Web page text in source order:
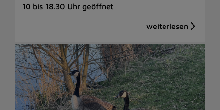
10 bis 18.30 Uhr geöffnet